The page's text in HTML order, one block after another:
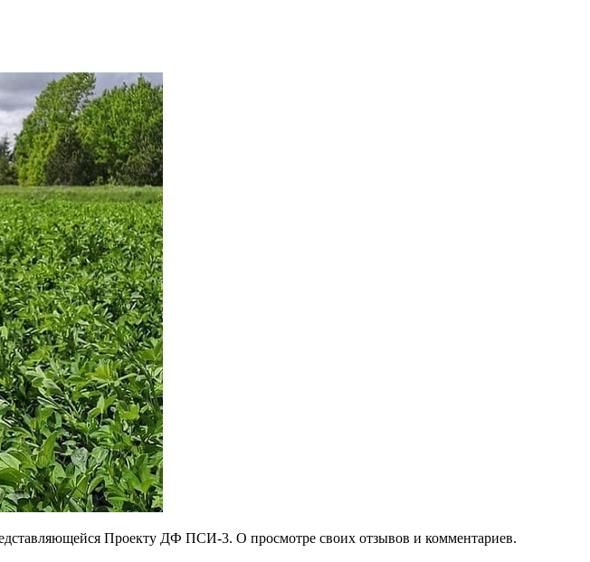
Проекту ДФ ПСИ-3. О просмотре своих отзывов и комментариев.